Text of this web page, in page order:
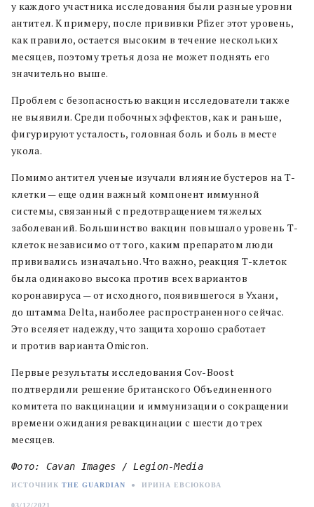
у каждого участника исследования были разные уровни
антител. К примеру, после прививки Pfizer этот уровень,
как правило, остается высоким в течение нескольких
месяцев, поэтому третья доза не может поднять его
значительно выше.
Проблем с безопасностью вакцин исследователи также
не выявили. Среди побочных эффектов, как и раньше,
фигурируют усталость, головная боль и боль в месте
укола.
Помимо антител ученые изучали влияние бустеров на Т-
клетки — еще один важный компонент иммунной
системы, связанный с предотвращением тяжелых
заболеваний. Большинство вакцин повышало уровень Т-
клеток независимо от того, каким препаратом люди
прививались изначально. Что важно, реакция Т-клеток
была одинаково высока против всех вариантов
коронавируса — от исходного, появившегося в Ухани,
до штамма Delta, наиболее распространенного сейчас.
Это вселяет надежду, что защита хорошо сработает
и против варианта Omicron.
Первые результаты исследования Cov-Boost
подтвердили решение британского Объединенного
комитета по вакцинации и иммунизации о сокращении
времени ожидания ревакцинации с шести до трех
месяцев.
Фото: Cavan Images / Legion-Media
ИСТОЧНИК THE GUARDIAN ● ИРИНА ЕВСЮКОВА